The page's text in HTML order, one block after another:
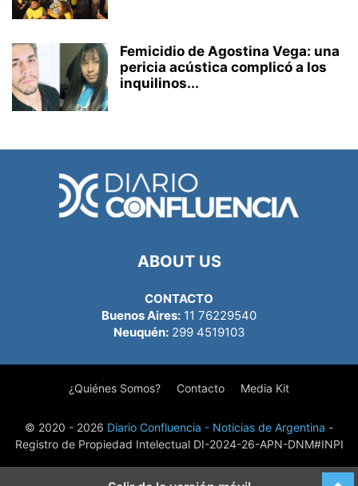
Femicidio de Agostina Vega: una
pericia acústica complicó a los
inquilinos...
ABOUT US
CONTACTO
Buenos Aires: 11 76229540
Neuquén:299 4519103
¿Quiénes Somos? Contacto Media Kit
© 2020 - 2026 Diario Confluencia - Noticias de Argentina -
Registro de Propiedad Intelectual DI-2024-26-APN-DNM#INPI